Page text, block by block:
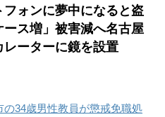
フォンに夢中になると盗
ース増」被害減へ名古屋
レーターに鏡を設置
の34歳男性教員が懲戒免職処